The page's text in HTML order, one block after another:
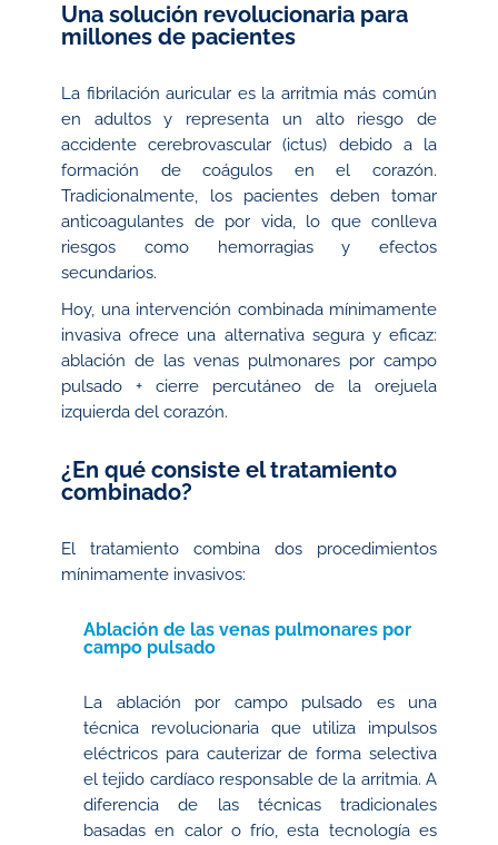
Una solución revolucionaria para
millones de pacientes
La fibrilación auricular es la arritmia más común
en adultos y representa un alto riesgo de
accidente cerebrovascular (ictus) debido a la
formación de coágulos en el corazón.
Tradicionalmente, los pacientes deben tomar
anticoagulantes de por vida, lo que conlleva
riesgos como hemorragias y efectos
secundarios.
Hoy, una intervención combinada mínimamente
invasiva ofrece una alternativa segura y eficaz:
ablación de las venas pulmonares por campo
pulsado + cierre percutáneo de la orejuela
izquierda del corazón.
¿En qué consiste el tratamiento
combinado?
El tratamiento combina dos procedimientos
mínimamente invasivos:
Ablación de las venas pulmonares por
campo pulsado
La ablación por campo pulsado es una
técnica revolucionaria que utiliza impulsos
eléctricos para cauterizar de forma selectiva
el tejido cardíaco responsable de la arritmia. A
diferencia de las técnicas tradicionales
basadas en calor o frío, esta tecnología es